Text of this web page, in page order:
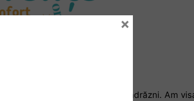
dorință și puterea de a îndrăzni. Am
×